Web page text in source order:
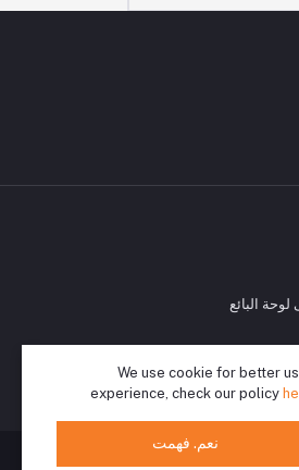
البائع
مندوب التوصيل
We use cookie for better
experience, check our policy
نعم. فهمت